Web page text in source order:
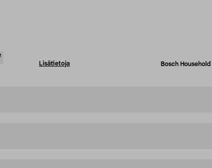
Lisätietoja Bosch Household